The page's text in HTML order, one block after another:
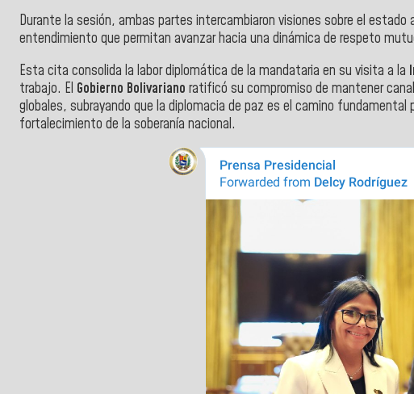
Durante la sesión, ambas partes intercambiaron visiones sobre el
entendimiento que permitan avanzar hacia una dinámica de respeto
Esta cita consolida la labor diplomática de la mandataria en su visita a la
trabajo. El Gobierno Bolivariano ratificó su compromiso de mantener
globales, subrayando que la diplomacia de paz es el camino fundamental
fortalecimiento de la soberanía nacional.